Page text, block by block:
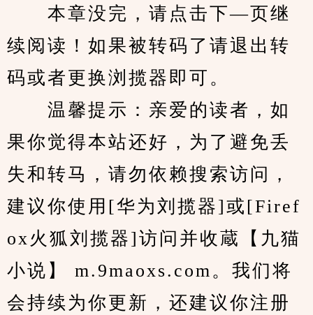
本章没完，请点击下—页继
续阅读！如果被转码了请退出转
码或者更换浏揽器即可。
温馨提示：亲爱的读者，如
果你觉得本站还好，为了避免丢
失和转马，请勿依赖搜索访问，
建议你使用[华为刘揽器]或[Firef
ox火狐刘揽器]访问并收蔵【九猫
小说】 m.9maoxs.com。我们将
会持续为你更新，还建议你注册